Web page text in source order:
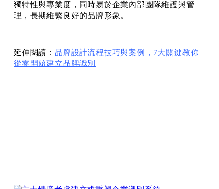
獨特性與專業度，同時易於企業內部團隊維護與管
理，長期維繫良好的品牌形象。
延伸閱讀： 品牌設計流程技巧與案例，7大關鍵教你
從零開始建立品牌識別